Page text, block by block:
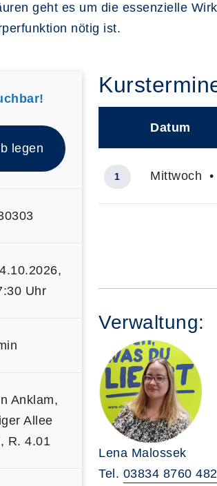
geht es um die essenzielle
nötig ist.
legen
Uhr
Anklam,
Allee
R. 4.01
Insgesamt gibt es
Datum
1 Mittwoch
Verwaltung:
Lena Malossek
Tel. 03834 8760